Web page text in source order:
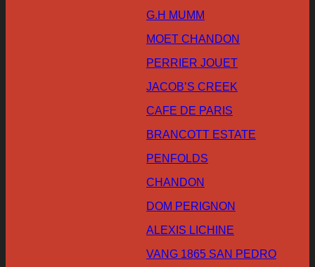
G.H MUMM
MOET CHANDON
PERRIER JOUET
JACOB’S CREEK
CAFE DE PARIS
BRANCOTT ESTATE
PENFOLDS
CHANDON
DOM PERIGNON
ALEXIS LICHINE
VANG 1865 SAN PEDRO